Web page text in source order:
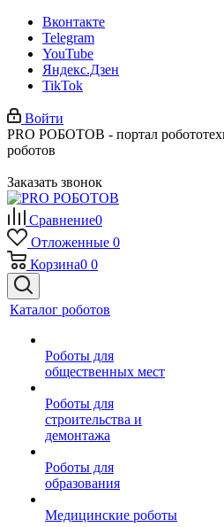
Вконтакте
Telegram
YouTube
Яндекс.Дзен
TikTok
Войти
PRO РОБОТОВ - портал
роботов
Заказать звонок
Сравнение0
Отложенные 0
Корзина0 0
Каталог роботов
Роботы для
общественных мест
Роботы для
строительства и
демонтажа
Роботы для
образования
Медицинские роботы